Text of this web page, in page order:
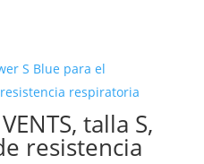
talla S,
resistencia